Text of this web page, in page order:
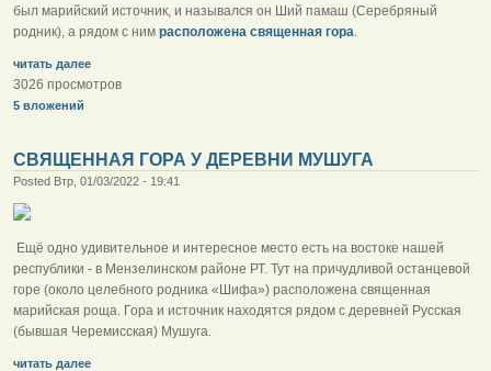
был марийский источник, и назывался он Ший памаш (Серебряный
родник), а рядом с ним расположена священная гора.
читать далее
3026 просмотров
5 вложений
СВЯЩЕННАЯ ГОРА У ДЕРЕВНИ МУШУГА
Posted Втр, 01/03/2022 - 19:41
Ещё одно удивительное и интересное место есть на востоке нашей
республики - в Мензелинском районе РТ. Тут на причудливой останцевой
горе (около целебного родника «Шифа») расположена священная
марийская роща. Гора и источник находятся рядом с деревней Русская
(бывшая Черемисская) Мушуга.
читать далее